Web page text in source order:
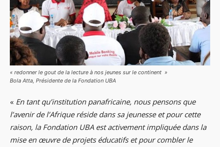
« redonner le gout de la lecture à nos jeunes sur le continent »
Bola Atta, Présidente de la Fondation UBA
« En tant qu’institution panafricaine, nous pensons que
l’avenir de l’Afrique réside dans sa jeunesse et pour cette
raison, la Fondation UBA est activement impliquée dans la
mise en œuvre de projets éducatifs et pour combler le